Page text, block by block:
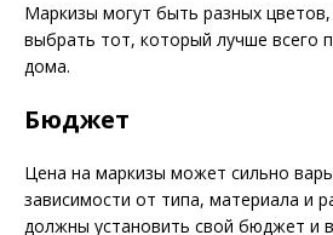
Маркизы могут быть разных
выбрать тот, который лучше всего
дома.
Бюджет
Цена на маркизы может сильно
зависимости от типа, материала и
должны установить свой бюджет и